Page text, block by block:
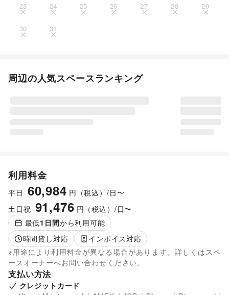
23 24 25 26 27 28 29
30 31
周辺の人気スペースランキング
利用料金
平日 60,984 円（税込）/日〜
土日祝 91,476 円（税込）/日〜
最低1 日間から利用可能
時間貸し対応
インボイス対応
※用途により利用料金が異なる場合があります。詳しくはスペ
ースオーナーへお問い合わせください。
支払い方法
クレジットカード